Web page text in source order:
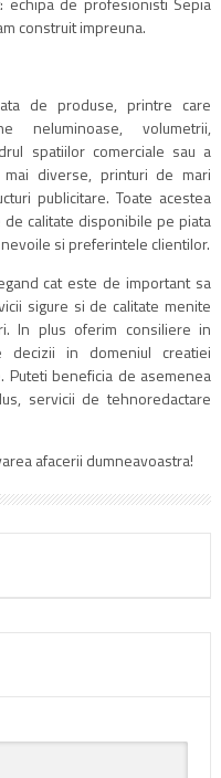
construit impreuna.
de produse, printre care
neluminoase, volumetrii,
spatiilor comerciale sau a
diverse, printuri de mari
publicitare. Toate acestea
calitate disponibile pe piata
si preferintele clientilor.
cat este de important sa
sigure si de calitate menite
In plus oferim consiliere in
decizii in domeniul creatiei
Puteti beneficia de asemenea
servicii de tehnoredactare
afacerii dumneavoastra!